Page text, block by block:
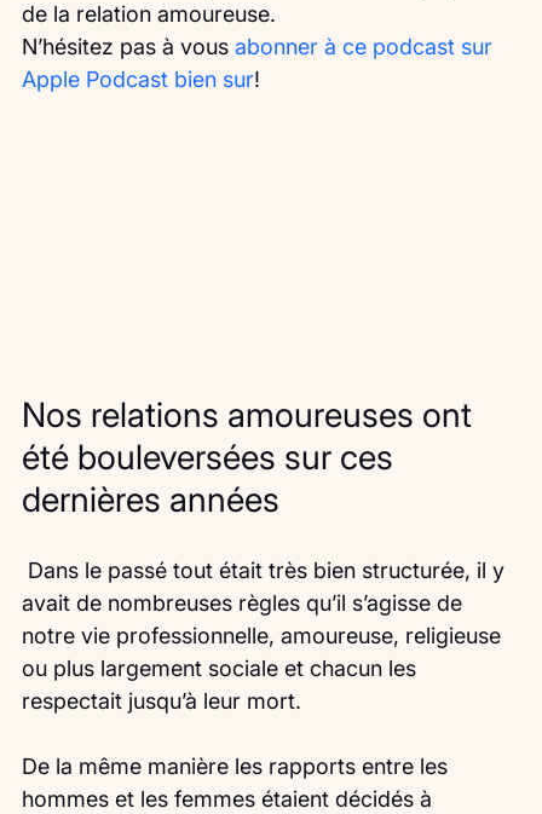
de la relation amoureuse.
N’hésitez pas à vous abonner à ce podcast sur
Apple Podcast bien sur!
Nos relations amoureuses ont
été bouleversées sur ces
dernières années
avait de nombreuses règles qu’il s’agisse de
notre vie professionnelle, amoureuse, religieuse
ou plus largement sociale et chacun les
respectait jusqu’à leur mort.
De la même manière les rapports entre les
hommes et les femmes étaient décidés à